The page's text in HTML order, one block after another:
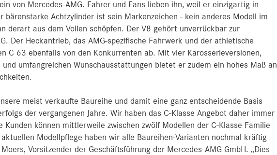
von Mercedes-AMG. Fahrer und Fans lieben ihn, weil er einzigartig in
bärenstarke Achtzylinder ist sein Markenzeichen ‑ kein anderes Modell im
derart aus dem Vollen schöpfen. Der V8 gehört unverrückbar zur
Der Heckantrieb, das AMG-spezifische Fahrwerk und der athletische
C 63 ebenfalls von den Konkurrenten ab. Mit vier Karosserieversionen,
umfangreichen Wunschausstattungen bietet er zudem ein hohes Maß an
meist verkaufte Baureihe und damit eine ganz entscheidende Basis
der vergangenen Jahre. Wir haben das C-Klasse Angebot daher immer
Kunden können mittlerweile zwischen zwölf Modellen der C-Klasse Familie
Modellpflege haben wir alle Baureihen-Varianten nochmal kräftig
Vorsitzender der Geschäftsführung der Mercedes-AMG GmbH. „Dies